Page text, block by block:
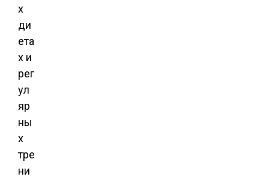
х
ди
ета
х и
рег
ул
яр
ны
х
тре
ни